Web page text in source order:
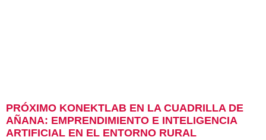
PRÓXIMO KONEKTLAB EN LA CUADRILLA DE
AÑANA: EMPRENDIMIENTO E INTELIGENCIA
ARTIFICIAL EN EL ENTORNO RURAL